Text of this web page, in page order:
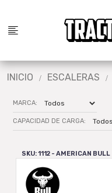
INICIO ESCALERAS
MARCA:
CAPACIDAD DE CARGA:
SKU: 1112 - AMERICAN BULL